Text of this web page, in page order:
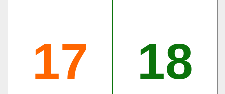
17 18